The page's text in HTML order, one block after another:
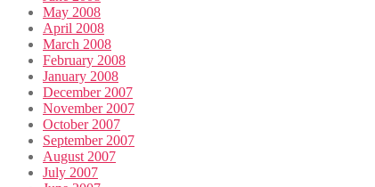
May 2008
April 2008
March 2008
February 2008
January 2008
December 2007
November 2007
October 2007
September 2007
August 2007
July 2007